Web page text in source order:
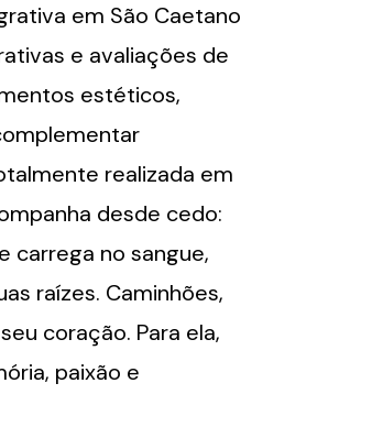
em São Caetano
e avaliações de
estéticos,
realizada em
desde cedo:
carrega no sangue,
raízes. Caminhões,
coração. Para ela,
paixão e